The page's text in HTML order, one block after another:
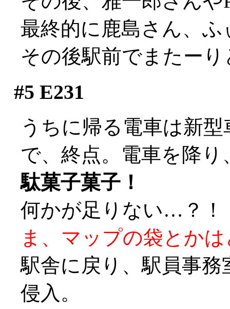
最終的に鹿島さん、
その後駅前でまたー
#5 E231
うちに帰る電車は新
で、終点。電車を降
駄菓子菓子！
何かが足りない…？！
ま、マップの袋とか
駅舎に戻り、駅員事
侵入。